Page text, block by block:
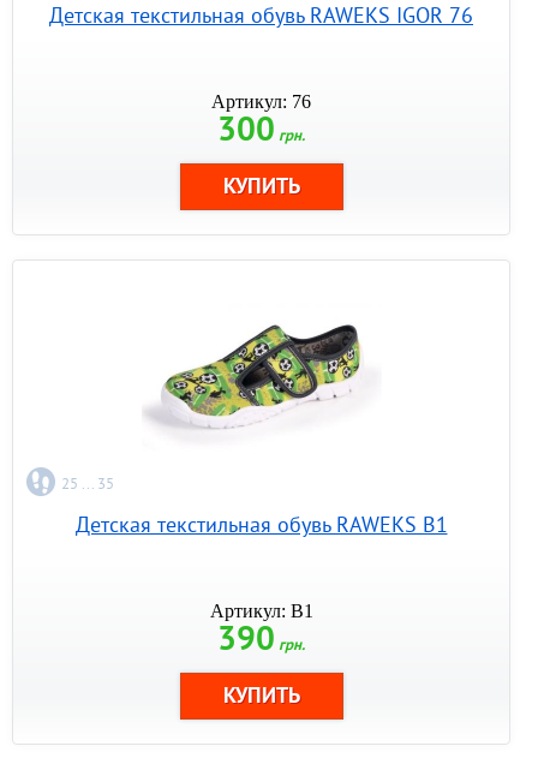
Детская текстильная обувь RAWEKS IGOR 76
Артикул: 76
300 грн.
25 ... 35
Детская текстильная обувь RAWEKS B1
Артикул: B1
390 грн.